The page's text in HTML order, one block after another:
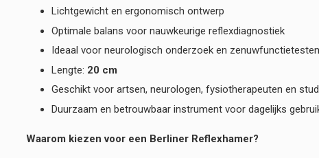
Lichtgewicht en ergonomisch ontwerp
Optimale balans voor nauwkeurige reflexdiagnostiek
Ideaal voor neurologisch onderzoek en zenuwfunctietesten
Lengte: 20 cm
Geschikt voor artsen, neurologen, fysiotherapeuten en
Duurzaam en betrouwbaar instrument voor dagelijks
Waarom kiezen voor een Berliner Reflexhamer?